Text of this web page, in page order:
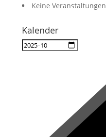
Keine Veranstaltungen
Kalender